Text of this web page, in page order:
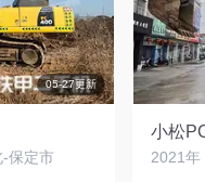
05-27更新
保定市
小松
2021年